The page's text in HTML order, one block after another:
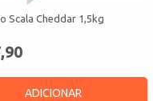
Scala Cheddar 1,5kg
ADICIONAR